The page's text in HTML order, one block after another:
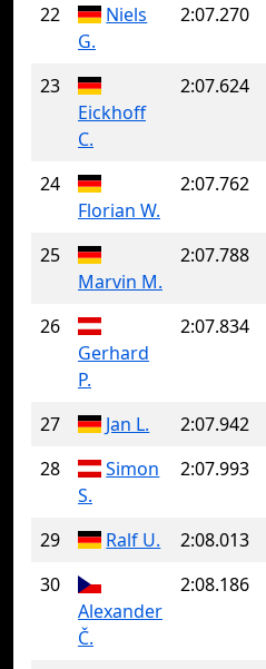
22
Niels
G.
2:07.270
23
Eickhoff
C.
2:07.624
24
Florian W.
2:07.762
25
Marvin M.
2:07.788
26
Gerhard
P.
2:07.834
27 Jan L. 2:07.942
28
Simon
S.
2:07.993
29 Ralf U. 2:08.013
30
Alexander
Č.
2:08.186